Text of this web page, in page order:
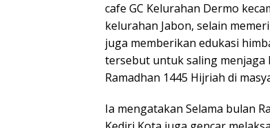
cafe GC Kelurahan Dermo
kelurahan Jabon, selain
juga memberikan edukasi
tersebut untuk saling menjaga
Ramadhan 1445 Hijriah di
Ia mengatakan Selama bulan